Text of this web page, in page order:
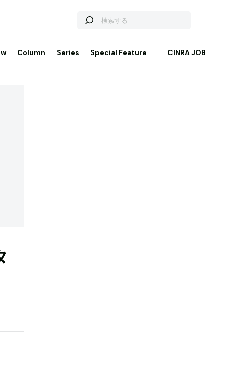
Column Series Special Feature CINRA JOB